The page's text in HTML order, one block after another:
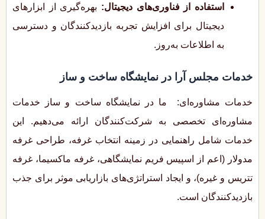
استفاده از فناوری‌های دیجیتال: بهره‌گیری از ابزارهای
دیجیتال برای افزایش تجربه بازدیدکنندگان و دسترسی
به اطلاعات به‌روز.
خدمات مجلس آرا در نمایشگاه ساخت و ساز
خدمات مشاوره‌ای: ما در نمایشگاه ساخت و ساز خدمات
مشاوره‌ای تخصصی به شرکت‌کنندگان ارائه می‌دهیم. این
خدمات شامل راهنمایی در زمینه انتخاب غرفه، طراحی غرفه
مدولار (اعم از اسپیس فریم نمایشگاهی، غرفه ماکسیما، غرفه
تتریس و غیره)، و ایجاد استراتژی‌های بازاریابی موثر برای جذب
بازدیدکنندگان است.